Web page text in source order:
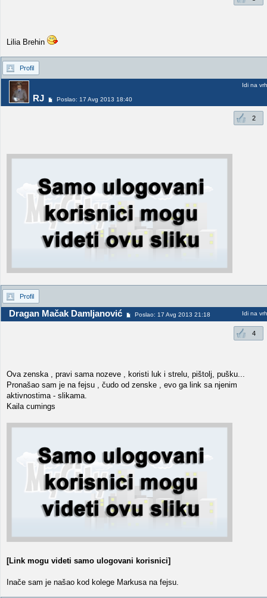
Lilia Brehin
Profil
RJ Poslao: 17 Avg 2013 18:40
Idi na vrh
2
Profil
Dragan Mačak Damljanović Poslao: 17 Avg 2013 21:18 Idi na vrh
4
Ova zenska , pravi sama nozeve , koristi luk i strelu, pištolj, pušku...
Pronašao sam je na fejsu , čudo od zenske , evo ga link sa njenim
aktivnostima - slikama.
Kaila cumings
[Link mogu videti samo ulogovani korisnici]
Inače sam je našao kod kolege Markusa na fejsu.